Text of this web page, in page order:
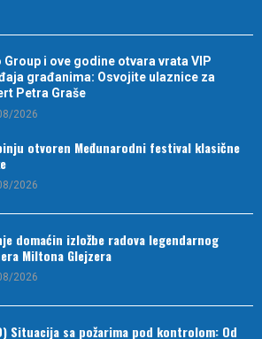
Group i ove godine otvara vrata VIP
građanima: Osvojite ulaznice za
Petra Graše
2026
otvoren Međunarodni festival klasične
2026
domaćin izložbe radova legendarnog
Miltona Glejzera
2026
Situacija sa požarima pod kontrolom: Od